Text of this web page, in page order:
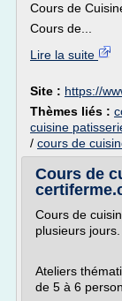
Cours de
Cours de...
Lire la suite
Site : https://
Thèmes liés :
cuisine
/ cours de
Cours de
Cours de
plusieurs jours.
Ateliers
de 5 à 6